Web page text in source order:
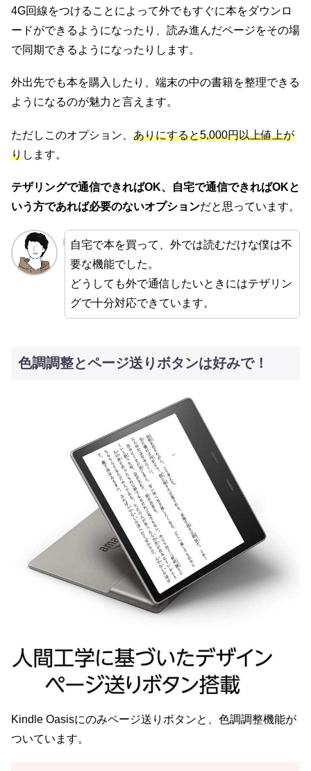
4G回線をつけることによって外でもすぐに本をダウンロ
ードができるようになったり、読み進んだページをその場
で同期できるようになったりします。
外出先でも本を購入したり、端末の中の書籍を整理できる
ようになるのが魅力と言えます。
ただしこのオプション、 ありにすると5,000円以上値上が
りします。
テザリングで通信できればOK、自宅で通信できればOKと
いう方であれば必要のないオプションだと思っています。
自宅で本を買って、外では読むだけな僕は不
要な機能でした。
どうしても外で通信したいときにはテザリン
グで十分対応できています。
色調調整とページ送りボタンは好みで！
Kindle Oasisにのみページ送りボタンと、色調調整機能が
ついています。